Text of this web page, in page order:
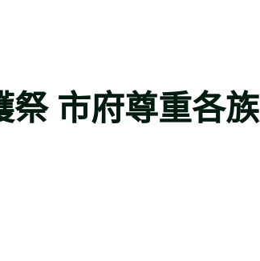
祭 市府尊重各族